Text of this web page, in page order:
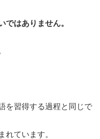
ではありません。
を習得する過程と同じで
れています。